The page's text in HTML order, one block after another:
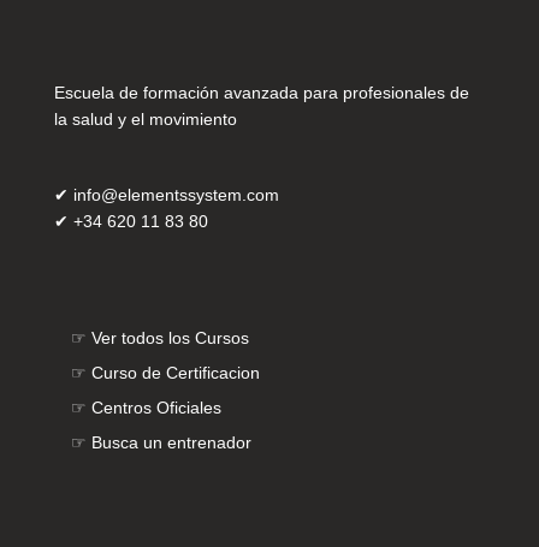
Escuela de formación avanzada para profesionales de
la salud y el movimiento
✔ info@elementssystem.com
✔ +34 620 11 83 80
☞ Ver todos los Cursos
☞ Curso de Certificacion
☞ Centros Oficiales
☞ Busca un entrenador